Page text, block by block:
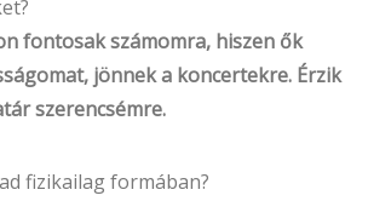
fontosak számomra, hiszen ők
jönnek a koncertekre. Érzik
szerencsémre.
fizikailag formában?